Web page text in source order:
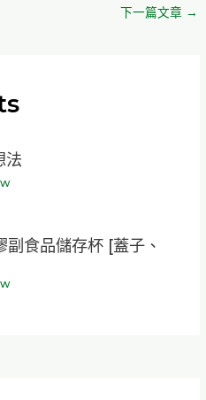
下一篇文章 →
法
食品儲存杯 [蓋子、